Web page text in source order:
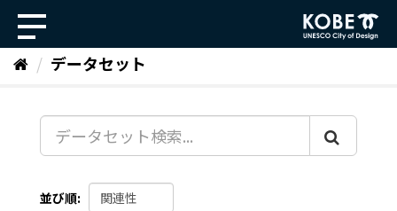
ッ
データセット
並び順